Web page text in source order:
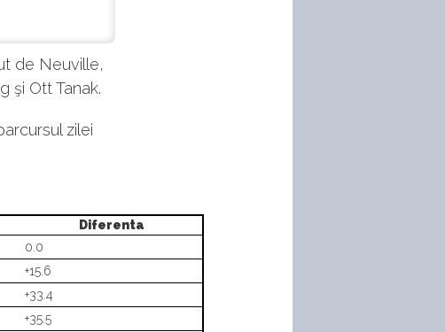
de Neuville,
şi Ott Tanak.
zilei
Diferenta
0.0
+15.6
+33.4
+35.5